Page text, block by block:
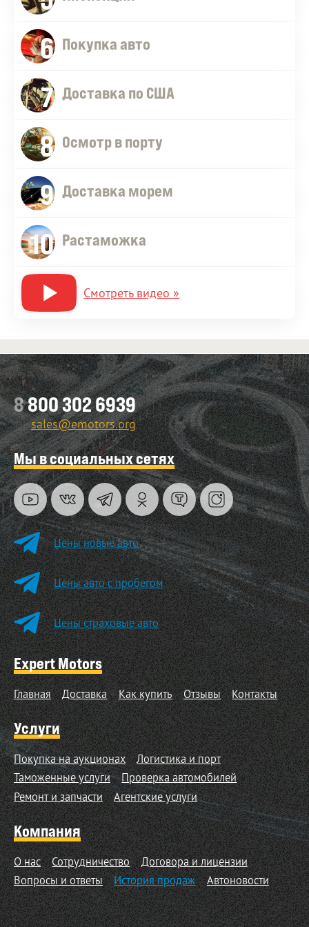
6 Покупка авто
7 Доставка по США
8 Осмотр в порту
9 Доставка морем
10 Растаможка
Смотреть видео »
8800 302 6939
sales@emotors.org
Мы в социальных сетях
Цены новые авто
Цены авто с пробегом
Цены страховые авто
Expert Motors
Главная Доставка Как купить Отзывы Контакты
Услуги
Покупка на аукционах
Логистика и порт
Таможенные услуги
Проверка автомобилей
Ремонт и запчасти
Агентские услуги
Компания
О нас Сотрудничество
Договора и лицензии
Вопросы и ответы
История продаж Автоновости